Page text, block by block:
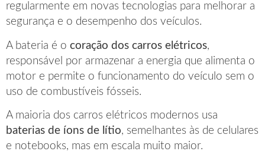
regularmente em novas tecnologias para melhorar a
segurança e o desempenho dos veículos.
A bateria é o coração dos carros elétricos,
responsável por armazenar a energia que alimenta o
motor e permite o funcionamento do veículo sem o
uso de combustíveis fósseis.
A maioria dos carros elétricos modernos usa
baterias de íons de lítio, semelhantes às de celulares
e notebooks, mas em escala muito maior.